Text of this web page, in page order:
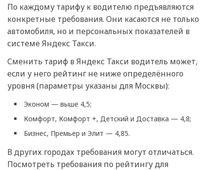
По каждому тарифу к водителю предъявляются
конкретные требования. Они касаются не только
автомобиля, но и персональных показателей в
системе Яндекс Такси.
Сменить тариф в Яндекс Такси водитель может,
если у него рейтинг не ниже определённого
уровня (параметры указаны для Москвы):
Эконом — выше 4,5;
Комфорт, Комфорт +, Детский и Доставка — 4,8;
Бизнес, Премьер и Элит — 4,85.
В других городах требования могут отличаться.
Посмотреть требования по рейтингу для